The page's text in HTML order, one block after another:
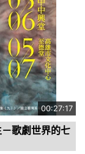
00:27:17
歌劇世界的七